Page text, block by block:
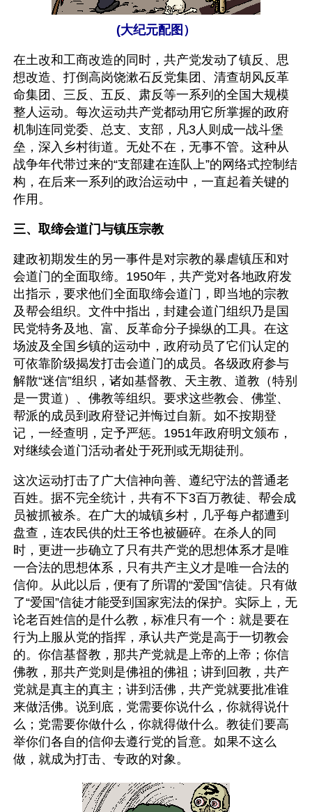
(大纪元配图）
在土改和工商改造的同时，共产党发动了镇反、思
想改造、打倒高岗饶漱石反党集团、清查胡风反革
命集团、三反、五反、肃反等一系列的全国大规模
整人运动。每次运动共产党都动用它所掌握的政府
机制连同党委、总支、支部，凡3人则成一战斗堡
垒，深入乡村街道。无处不在，无事不管。这种从
战争年代带过来的“支部建在连队上”的网络式控制结
构，在后来一系列的政治运动中，一直起着关键的
作用。
三、取缔会道门与镇压宗教
建政初期发生的另一事件是对宗教的暴虐镇压和对
会道门的全面取缔。1950年，共产党对各地政府发
出指示，要求他们全面取缔会道门，即当地的宗教
及帮会组织。文件中指出，封建会道门组织乃是国
民党特务及地、富、反革命分子操纵的工具。在这
场波及全国乡镇的运动中，政府动员了它们认定的
可依靠阶级揭发打击会道门的成员。各级政府参与
解散“迷信”组织，诸如基督教、天主教、道教（特别
是一贯道）、佛教等组织。要求这些教会、佛堂、
帮派的成员到政府登记并悔过自新。如不按期登
记，一经查明，定予严惩。1951年政府明文颁布，
对继续会道门活动者处于死刑或无期徒刑。
这次运动打击了广大信神向善、遵纪守法的普通老
百姓。据不完全统计，共有不下3百万教徒、帮会成
员被抓被杀。在广大的城镇乡村，几乎每户都遭到
盘查，连农民供的灶王爷也被砸碎。在杀人的同
时，更进一步确立了只有共产党的思想体系才是唯
一合法的思想体系，只有共产主义才是唯一合法的
信仰。从此以后，便有了所谓的“爱国”信徒。只有做
了“爱国”信徒才能受到国家宪法的保护。实际上，无
论老百姓信的是什么教，标准只有一个：就是要在
行为上服从党的指挥，承认共产党是高于一切教会
的。你信基督教，那共产党就是上帝的上帝；你信
佛教，那共产党则是佛祖的佛祖；讲到回教，共产
党就是真主的真主；讲到活佛，共产党就要批准谁
来做活佛。说到底，党需要你说什么，你就得说什
么；党需要你做什么，你就得做什么。教徒们要高
举你们各自的信仰去遵行党的旨意。如果不这么
做，就成为打击、专政的对象。